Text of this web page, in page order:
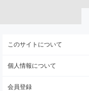
このサイトについて
個人情報について
会員登録